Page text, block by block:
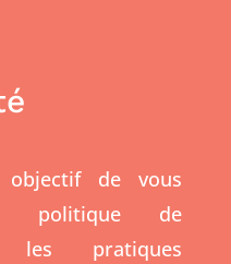
de vous
politique de
les pratiques